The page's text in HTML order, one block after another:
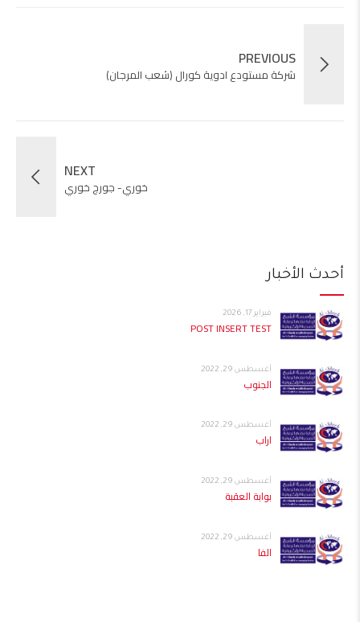
PREVIOUS
شركة مستودع ادوية كورال (شعب المرجان)
NEXT
خوري- جورج خوري
أحدث الأخبار
فبراير 17, 2026
POST INSERT TEST
أغسطس 29, 2022
الجنوب
أغسطس 29, 2022
اراب
أغسطس 29, 2022
بوابة العقبة
أغسطس 29, 2022
الفا